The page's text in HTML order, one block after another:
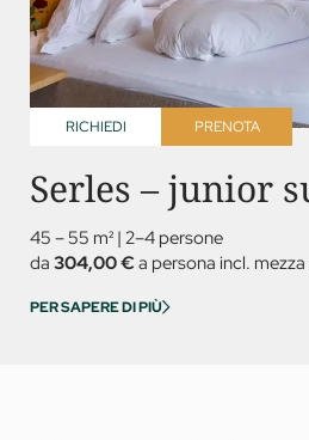
PRENOTA
RICHIEDI
Serles – junior
45 – 55 m² | 2–4 persone
da 304,00 € a persona incl.
PER SAPERE DI PIÙ